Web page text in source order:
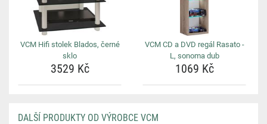
VCM Hifi stolek Blados, černé
sklo
3529 Kč
VCM CD a DVD regál Rasato -
L, sonoma dub
1069 Kč
DALŠÍ PRODUKTY OD VÝROBCE VCM